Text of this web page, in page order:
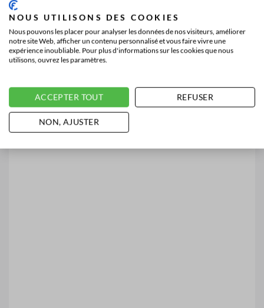
NOUS UTILISONS DES COOKIES
Nous pouvons les placer pour analyser les données de nos visiteurs, améliorer
notre site Web, afficher un contenu personnalisé et vous faire vivre une
expérience inoubliable. Pour plus d'informations sur les cookies que nous
utilisons, ouvrez les paramètres.
ACCEPTER TOUT REFUSER
NON, AJUSTER